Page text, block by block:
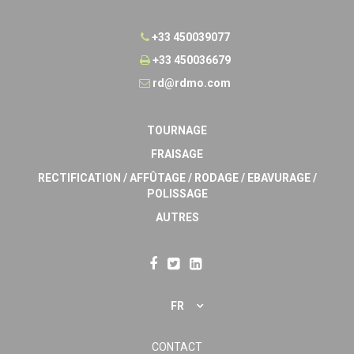
+33 450039077
+33 450036679
rd@rdmo.com
TOURNAGE
FRAISAGE
RECTIFICATION / AFFÛTAGE / RODAGE / EBAVURAGE /
POLISSAGE
AUTRES
FR
CONTACT